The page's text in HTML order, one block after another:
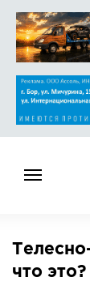
что это?